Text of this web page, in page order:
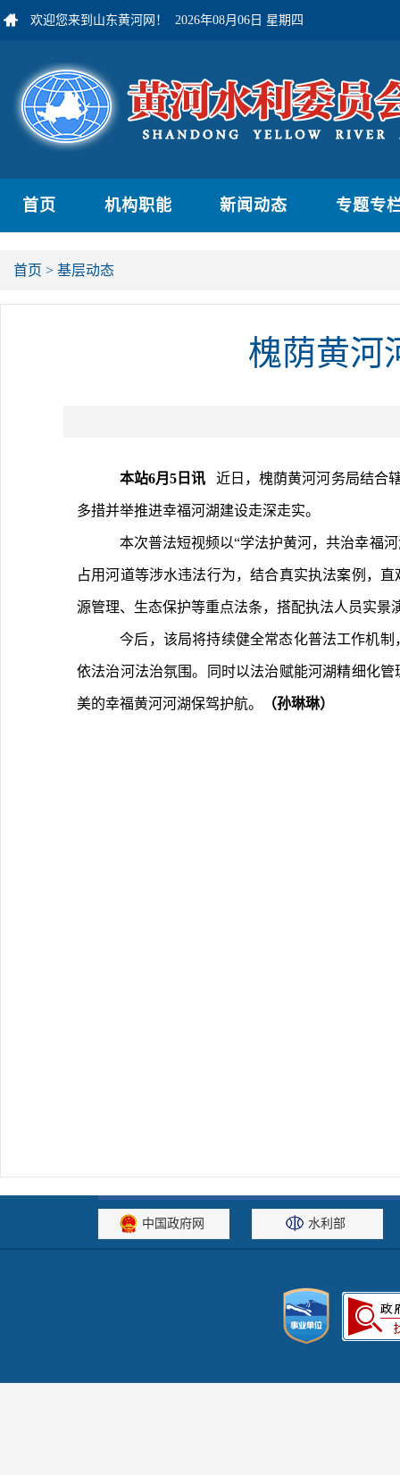
欢迎您来到山东黄河网！ 2026年08月06日 星期四
首页 机构职能 新闻动态 专题专
首页 > 基层动态
槐荫黄河
本站6月5日讯 近日，槐荫黄河河务局结合
多措并举推进幸福河湖建设走深走实。
	本次普法短视频以“学法护黄河，共治幸福河湖”为创作主线，深度结合基层治黄工作难点与社会公众关注热点。内容聚焦河道“四乱”问题中乱搭建、损毁堤防设施、违规
占用河道等涉水违法行为，结合真实执法案例，
源管理、生态保护等重点法条，搭配执法人员实
	今后，该局将持续健全常态化普法工作机制，不断丰富普法宣传内容、创新多元化宣传形式，打造更多贴合群众、贴合一线的优质法治文化作品，持续培育全民护河、
依法治河法治氛围。同时以法治赋能河湖精细化
美的幸福黄河河湖保驾护航。 （孙琳琳）
中国政府网 水利部